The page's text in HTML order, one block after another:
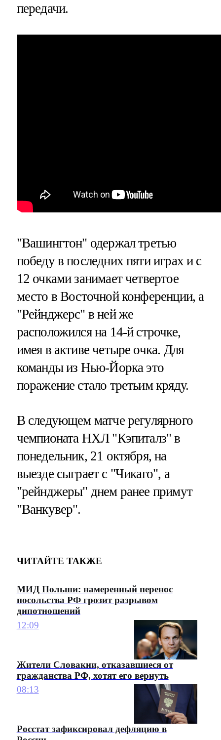
передачи.
"Вашингтон" одержал третью
победу в последних пяти играх и с
12 очками занимает четвертое
место в Восточной конференции, а
"Рейнджерс" в ней же
расположился на 14-й строчке,
имея в активе четыре очка. Для
команды из Нью-Йорка это
поражение стало третьим кряду.
В следующем матче регулярного
чемпионата НХЛ "Кэпиталз" в
понедельник, 21 октября, на
выезде сыграет с "Чикаго", а
"рейнджеры" днем ранее примут
"Ванкувер".
ЧИТАЙТЕ ТАКЖЕ
МИД Польши: намеренный перенос
посольства РФ грозит разрывом
дипотношений
12:09
Жители Словакии, отказавшиеся от
гражданства РФ, хотят его вернуть
08:13
Росстат зафиксировал дефляцию в